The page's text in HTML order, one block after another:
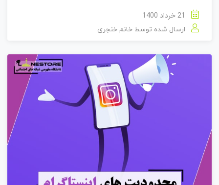
ارسال شده توسط خانم خنجری